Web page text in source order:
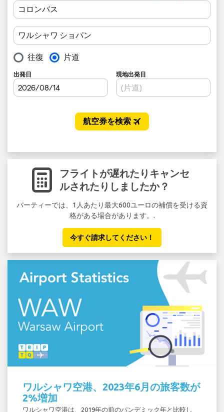
フライトが遅れたりキャンセ
ルされたりしましたか？
パーティーでは、1人あたり最大600ユーロの補償を受ける資
格がある場合があります。.
今すぐ請求してください！
ワルシャワ空港、2023年6月の旅客数が
2%増加
ワルシャワ空港は、2019年の前のパンデミック年と比較し